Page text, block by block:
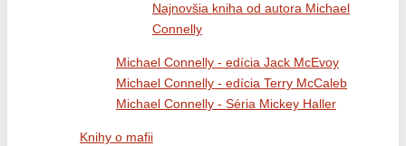
Najnovšia kniha od autora Michael
Connelly
Michael Connelly - edícia Jack McEvoy
Michael Connelly - edícia Terry McCaleb
Michael Connelly - Séria Mickey Haller
Knihy o mafii